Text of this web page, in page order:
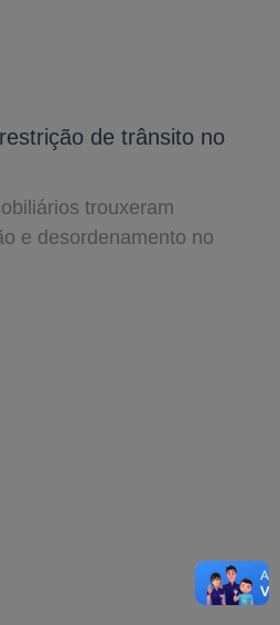
de trânsito no
trouxeram
e desordenamento no